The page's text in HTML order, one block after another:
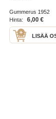
Gummerus 1952
Hinta:
6,00 €
LISÄÄ